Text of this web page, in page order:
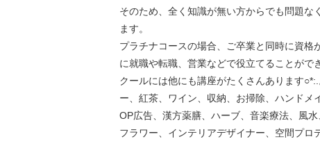
そのため、全く知識が無い方からでも問題な
ます。
プラチナコースの場合、ご卒業と同時に資格
に就職や転職、営業などで役立てることがで
クールには他にも講座がたくさんあります
ー、紅茶、ワイン、収納、お掃除、ハンドメ
OP広告、漢方薬膳、ハーブ、音楽療法、風水
フラワー、インテリアデザイナー、空間プロ